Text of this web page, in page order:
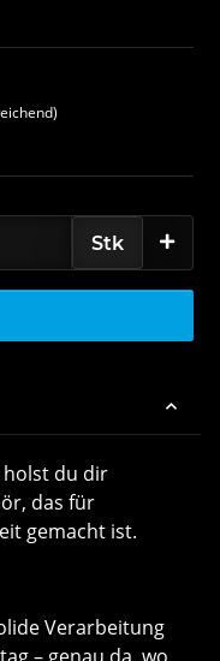
Stk
holst du dir
das für
gemacht ist.
Verarbeitung
– genau da, wo